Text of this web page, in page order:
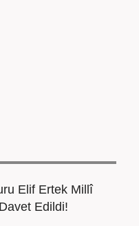
Elif Ertek Millî
Edildi!